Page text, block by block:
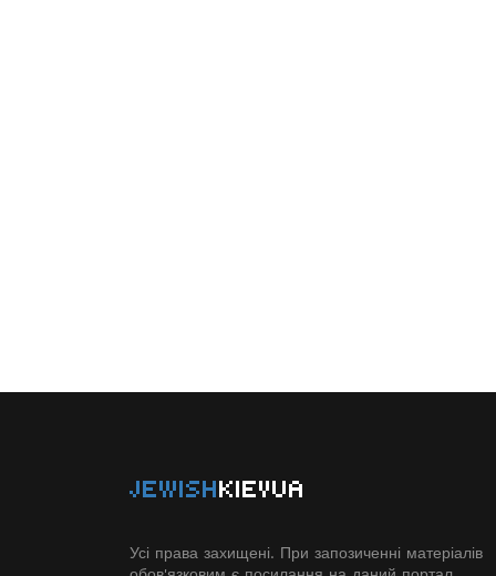
JEWISHKIEVUA
Усі права захищені. При запозиченні матеріалів